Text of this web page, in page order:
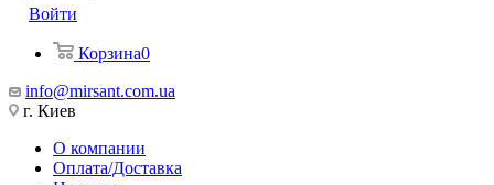
Войти
Корзина0
info@mirsant.com.ua
г. Киев
О компании
Оплата/Доставка